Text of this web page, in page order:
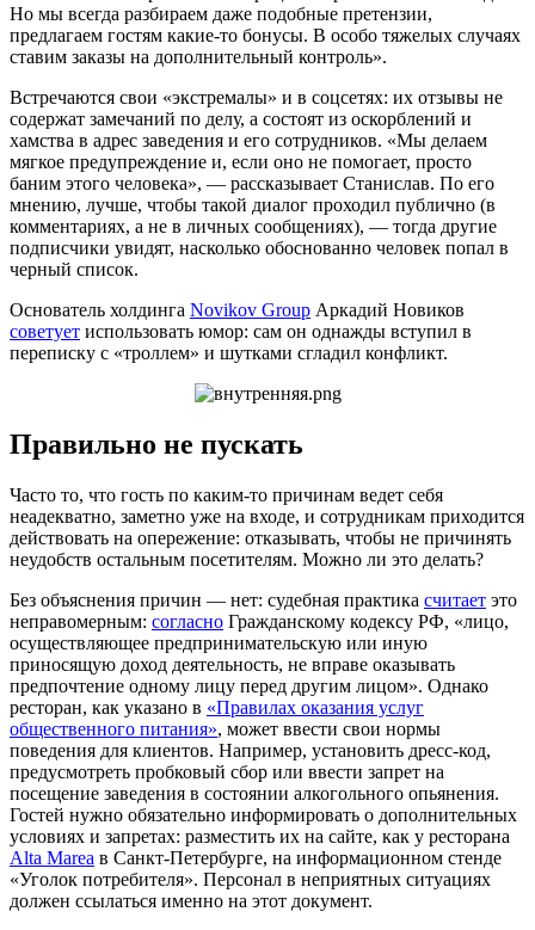
Но мы всегда разбираем даже подобные претензии,
предлагаем гостям какие-то бонусы. В особо тяжелых случаях
ставим заказы на дополнительный контроль».
Встречаются свои «экстремалы» и в соцсетях: их отзывы не
содержат замечаний по делу, а состоят из оскорблений и
хамства в адрес заведения и его сотрудников. «Мы делаем
мягкое предупреждение и, если оно не помогает, просто
баним этого человека», — рассказывает Станислав. По его
мнению, лучше, чтобы такой диалог проходил публично (в
комментариях, а не в личных сообщениях), — тогда другие
подписчики увидят, насколько обоснованно человек попал в
черный список.
Основатель холдинга Novikov Group Аркадий Новиков
советует использовать юмор: сам он однажды вступил в
переписку с «троллем» и шутками сгладил конфликт.
Правильно не пускать
Часто то, что гость по каким-то причинам ведет себя
неадекватно, заметно уже на входе, и сотрудникам приходится
действовать на опережение: отказывать, чтобы не причинять
неудобств остальным посетителям. Можно ли это делать?
Без объяснения причин — нет: судебная практика считает это
неправомерным: согласно Гражданскому кодексу РФ, «лицо,
осуществляющее предпринимательскую или иную
приносящую доход деятельность, не вправе оказывать
предпочтение одному лицу перед другим лицом». Однако
ресторан, как указано в «Правилах оказания услуг
общественного питания», может ввести свои нормы
поведения для клиентов. Например, установить дресс-код,
предусмотреть пробковый сбор или ввести запрет на
посещение заведения в состоянии алкогольного опьянения.
Гостей нужно обязательно информировать о дополнительных
условиях и запретах: разместить их на сайте, как у ресторана
Alta Marea в Санкт-Петербурге, на информационном стенде
«Уголок потребителя». Персонал в неприятных ситуациях
должен ссылаться именно на этот документ.